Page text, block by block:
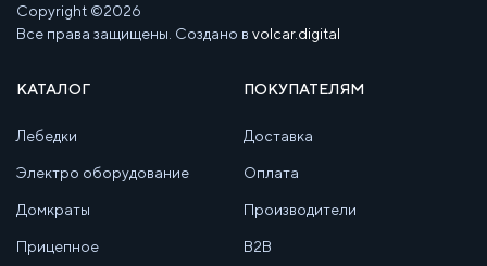
Copyright ©2026
Все права защищены. Создано в volcar.digital
КАТАЛОГ
Лебедки
Электро оборудование
Домкраты
Прицепное
ПОКУПАТЕЛЯМ
Доставка
Оплата
Производители
B2B